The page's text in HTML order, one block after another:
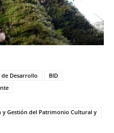
Desarrollo
BID
y Gestión del Patrimonio Cultural y